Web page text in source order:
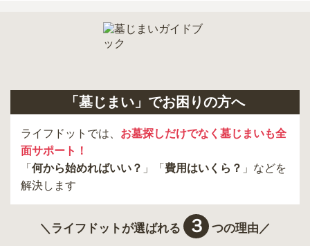
町田市 府中市
昭島市
葛飾区 墨田区
杉並区
「墓じまい」でお困りの方へ
ライフドットでは、 お墓探しだけでなく墓じまいも全
面サポート！
「 何から始めればいい？ 」「 費用はいくら？ 」などを
解決します
＼ライフドットが選ばれる ３ つの理由／